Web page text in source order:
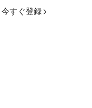
今すぐ登録